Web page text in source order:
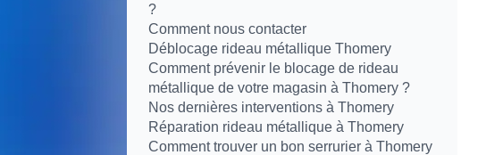
?
Comment nous contacter
Déblocage rideau métallique Thomery
Comment prévenir le blocage de rideau
métallique de votre magasin à Thomery ?
Nos dernières interventions à Thomery
Réparation rideau métallique à Thomery
Comment trouver un bon serrurier à Thomery